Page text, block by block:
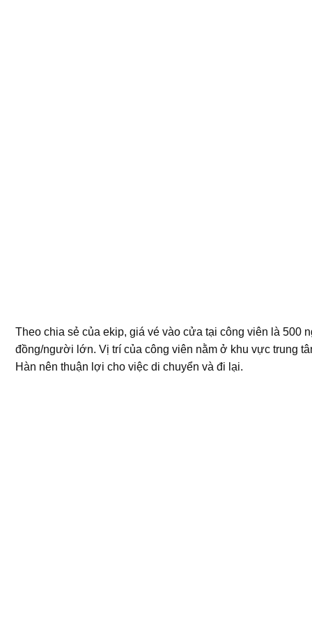
Theo chia sẻ của ekip, giá vé vào cửa tại công viên là 500
đồng/người lớn. Vị trí của công viên nằm ở khu vực trung
Hàn nên thuận lợi cho việc di chuyển và đi lại.